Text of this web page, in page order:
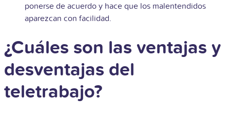
ponerse de acuerdo y hace que los malentendidos
aparezcan con facilidad.
¿Cuáles son las ventajas y
desventajas del
teletrabajo?